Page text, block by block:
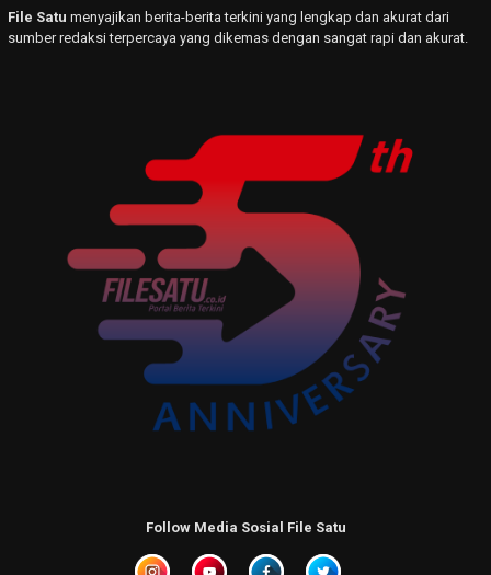
File Satu menyajikan berita-berita terkini yang lengkap dan akurat dari
sumber redaksi terpercaya yang dikemas dengan sangat rapi dan akurat.
Follow Media Sosial File Satu